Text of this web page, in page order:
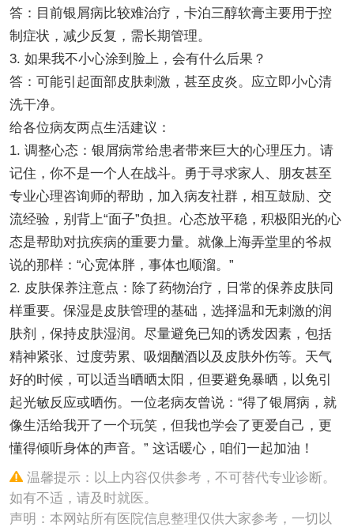
答：目前银屑病比较难治疗，卡泊三醇软膏主要用于控
制症状，减少反复，需长期管理。
3. 如果我不小心涂到脸上，会有什么后果？
答：可能引起面部皮肤刺激，甚至皮炎。应立即小心清
洗干净。
给各位病友两点生活建议：
1. 调整心态：银屑病常给患者带来巨大的心理压力。请
记住，你不是一个人在战斗。勇于寻求家人、朋友甚至
专业心理咨询师的帮助，加入病友社群，相互鼓励、交
流经验，别背上“面子”负担。心态放平稳，积极阳光的心
态是帮助对抗疾病的重要力量。就像上海弄堂里的爷叔
说的那样：“心宽体胖，事体也顺溜。”
2. 皮肤保养注意点：除了药物治疗，日常的保养皮肤同
样重要。保湿是皮肤管理的基础，选择温和无刺激的润
肤剂，保持皮肤湿润。尽量避免已知的诱发因素，包括
精神紧张、过度劳累、吸烟酗酒以及皮肤外伤等。天气
好的时候，可以适当晒晒太阳，但要避免暴晒，以免引
起光敏反应或晒伤。一位老病友曾说：“得了银屑病，就
像生活给我开了一个玩笑，但我也学会了更爱自己，更
懂得倾听身体的声音。” 这话暖心，咱们一起加油！
温馨提示：以上内容仅供参考，不可替代专业诊断。
如有不适，请及时就医。
声明：本网站所有医院信息整理仅供大家参考，一切以